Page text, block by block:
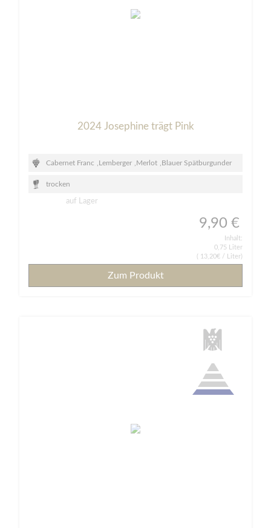
2024 Josephine trägt Pink
Cabernet Franc Lemberger Merlot Blauer Spätburgunder
trocken
auf Lager
9,90 €
Inhalt:
0,75 Liter
( 13,20€ / Liter)
Zum Produkt